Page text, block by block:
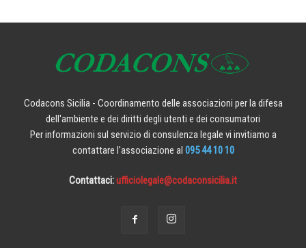
Codacons Sicilia - Coordinamento delle associazioni per la difesa
dell'ambiente e dei diritti degli utenti e dei consumatori
Per informazioni sul servizio di consulenza legale vi invitiamo a
contattare l'associazione al 095 44 10 10
Contattaci:ufficiolegale@codaconsicilia.it